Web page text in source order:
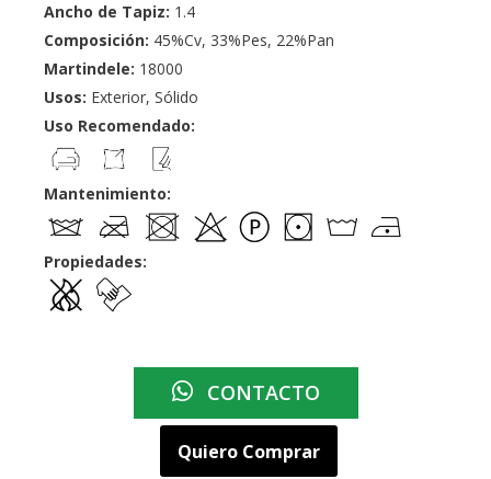
Ancho de Tapiz: 1.4
Composición: 45%Cv, 33%Pes, 22%Pan
Martindele: 18000
Usos: Exterior, Sólido
Uso Recomendado:
Mantenimiento:
Propiedades:
CONTACTO
Quiero Comprar